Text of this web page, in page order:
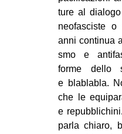
ture al
neo­fa­sci­ste
anni con­ti­nua
smo e
forme dello
e bla­bla­bla.
che le
e
parla chiaro,